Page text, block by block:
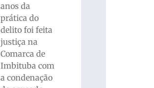
anos da
prática do
delito foi feita
justiça na
Comarca de
Imbituba com
a condenação